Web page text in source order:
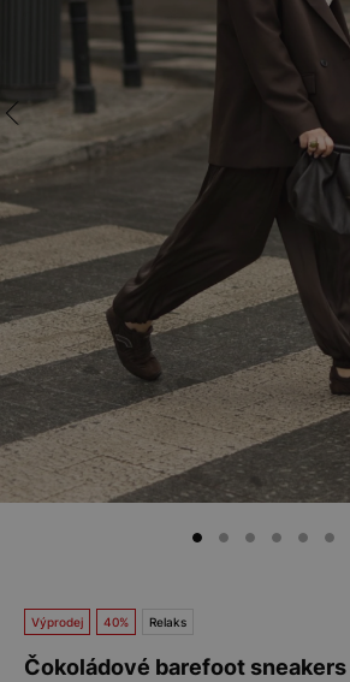
Výprodej 40% Relaks
Čokoládové barefoot sneakers